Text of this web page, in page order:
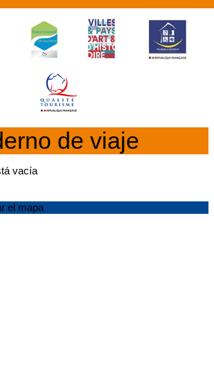
de viaje
vacía
el mapa